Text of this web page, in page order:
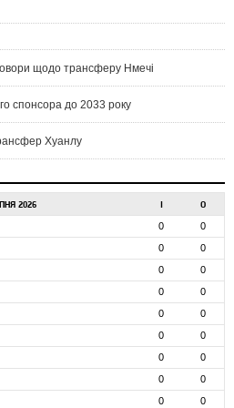
щодо трансферу Нмечі
спонсора до 2033 року
Хуанлу
2026 І О
0
0
0
0
0
0
0
0
0
0
0
0
0
0
0
0
0
0